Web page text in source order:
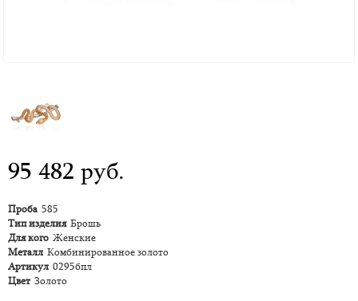
95 482 руб.
Проба 585
Тип изделия Брошь
Для кого Женские
Металл Комбинированное золото
Артикул 0295бпл
Цвет Золото